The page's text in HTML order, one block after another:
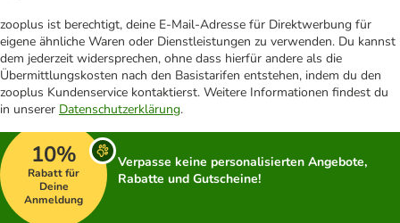
zooplus ist berechtigt, deine E-Mail-Adresse für Direktwerbung für
eigene ähnliche Waren oder Dienstleistungen zu verwenden. Du kannst
dem jederzeit widersprechen, ohne dass hierfür andere als die
Übermittlungskosten nach den Basistarifen entstehen, indem du den
zooplus Kundenservice kontaktierst. Weitere Informationen findest du
in unserer Datenschutzerklärung.
10%
Rabatt für
Deine
Anmeldung
Verpasse keine personalisierten Angebote,
Rabatte und Gutscheine!